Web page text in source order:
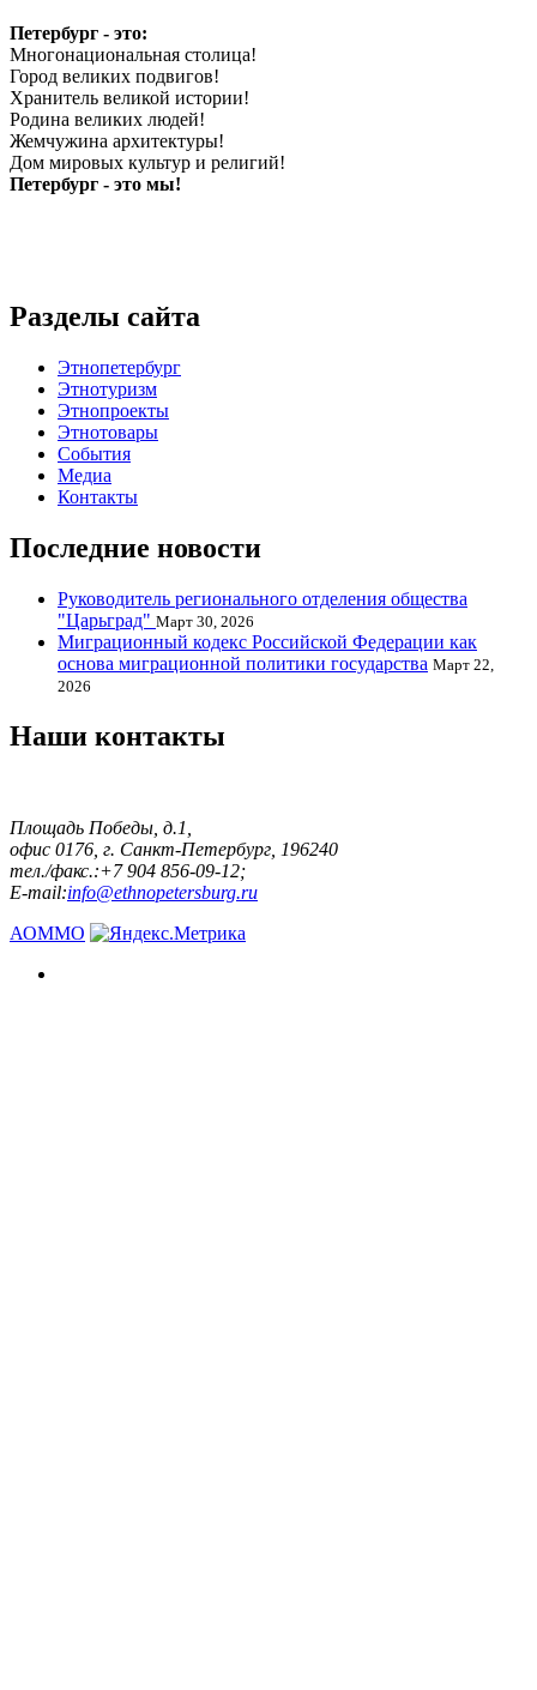
Петербург - это:
Многонациональная столица!
Город великих подвигов!
Хранитель великой истории!
Родина великих людей!
Жемчужина архитектуры!
Дом мировых культур и религий!
Петербург - это мы!
Разделы сайта
Этнопетербург
Этнотуризм
Этнопроекты
Этнотовары
События
Медиа
Контакты
Последние новости
Руководитель регионального отделения общества
"Царьград" Март 30, 2026
Миграционный кодекс Российской Федерации как
основа миграционной политики государства Март 22,
2026
Наши контакты
Площадь Победы, д.1,
офис 0176, г. Санкт-Петербург, 196240
тел./факс.:+7 904 856-09-12;
E-mail:info@ethnopetersburg.ru
АОММО